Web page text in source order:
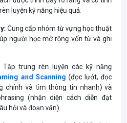
luyện kỹ năng hiệu quả:
Cung cấp nhóm từ vựng học thuật
người học mở rộng vốn từ và ghi
Tập trung rèn luyện các kỹ năng
and Scanning (đọc lướt, đọc
chính và tìm thông tin nhanh) và
(nhận diện cách diễn đạt
hỏi và đoạn văn).